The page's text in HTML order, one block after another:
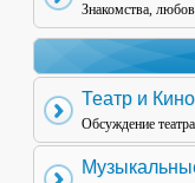
Знакомства,
Театр и Кино
Обсуждение